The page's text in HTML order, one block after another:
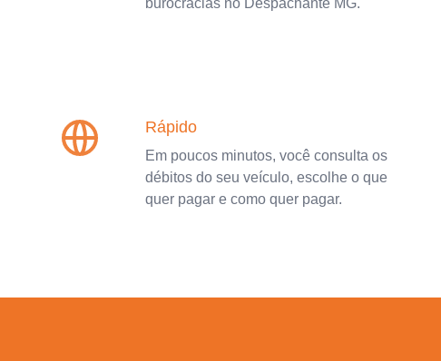
Rápido
Em poucos minutos, você consulta os
débitos do seu veículo, escolhe o que
quer pagar e como quer pagar.